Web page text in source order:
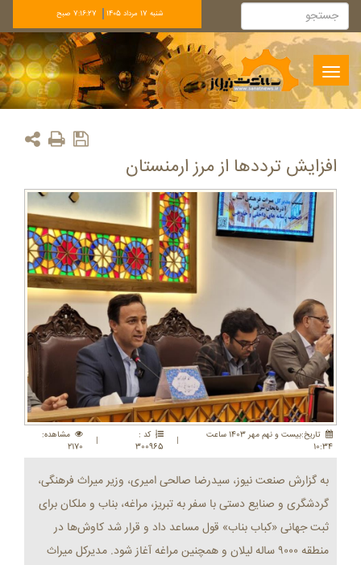
شنبه 17 مرداد 1405 7:16:27 صبح
Toggle
navigation
افزایش ترددها از مرز ارمنستان
تاريخ:بيست و نهم مهر 1403 ساعت
10:34
|
کد :
300965
|
مشاهده:
2170
به گزارش صنعت نیوز، سیدرضا صالحی امیری، وزیر میراث فرهنگی،
گردشگری و صنایع دستی با سفر به تبریز، مراغه، بناب و ملکان برای
ثبت جهانی «کباب بناب» قول مساعد داد و قرار شد کاوش‌ها در
منطقه ۹۰۰۰ ساله لیلان و همچنین مراغه آغاز شود. مدیرکل میراث